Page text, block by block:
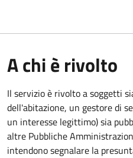
A chi è rivolto
Il servizio è rivolto a soggetti
dell'abitazione, un gestore di
un interesse legittimo) sia
altre Pubbliche
intendono segnalare la